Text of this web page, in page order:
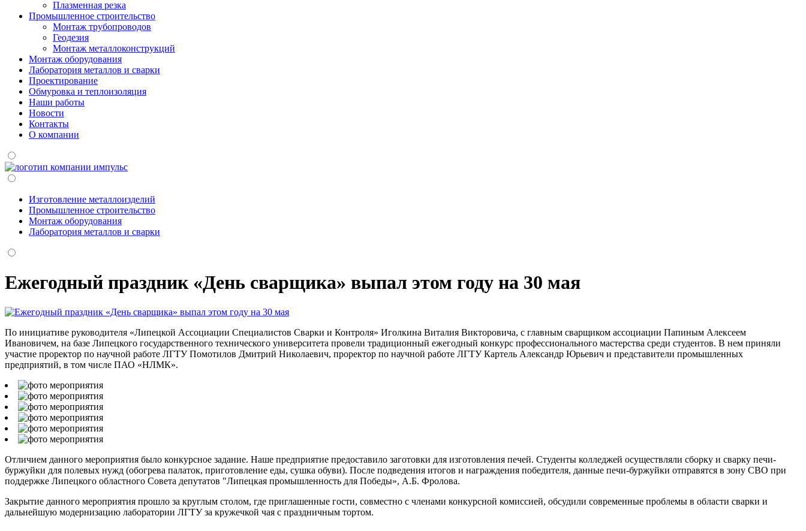
Плазменная резка
Промышленное строительство
Монтаж трубопроводов
Геодезия
Монтаж металлоконструкций
Монтаж оборудования
Лаборатория металлов и сварки
Проектирование
Обмуровка и теплоизоляция
Наши работы
Новости
Контакты
О компании
Изготовление металлоизделий
Промышленное строительство
Монтаж оборудования
Лаборатория металлов и сварки
Ежегодный праздник «День сварщика» выпал этом году на 30 мая
По инициативе руководителя «Липецкой Ассоциации Специалистов Сварки и Контроля» Иголкина Виталия Викторовича, с главным сварщиком ассоциации Папиным Алексеем
Ивановичем, на базе Липецкого государственного технического университета провели традиционный ежегодный конкурс профессионального мастерства среди студентов. В нем приняли
участие проректор по научной работе ЛГТУ Помотилов Дмитрий Николаевич, проректор по научной работе ЛГТУ Картель Александр Юрьевич и представители промышленных
предприятий, в том числе ПАО «НЛМК».
Отличием данного мероприятия было конкурсное задание. Наше предприятие предоставило заготовки для изготовления печей. Студенты колледжей осуществляли сборку и сварку печи-
буржуйки для полевых нужд (обогрева палаток, приготовление еды, сушка обуви). После подведения итогов и награждения победителя, данные печи-буржуйки отправятся в зону СВО при
поддержке Липецкого областного Совета депутатов "Липецкая промышленность для Победы», А.Б. Фролова.
Закрытие данного мероприятия прошло за круглым столом, где приглашенные гости, совместно с членами конкурсной комиссией, обсудили современные проблемы в области сварки и
дальнейшую модернизацию лаборатории ЛГТУ за кружечкой чая с праздничным тортом.